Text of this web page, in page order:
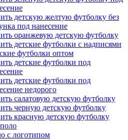
детскую желтую футболку без
под нанесение
оранжевую детскую футболку
детские футболки с надписями
футболки оптом
детские футболки под
детские футболки под
недорого
салатовую детскую футболку
черную детскую футболку
красную детскую футболку
с логотипом